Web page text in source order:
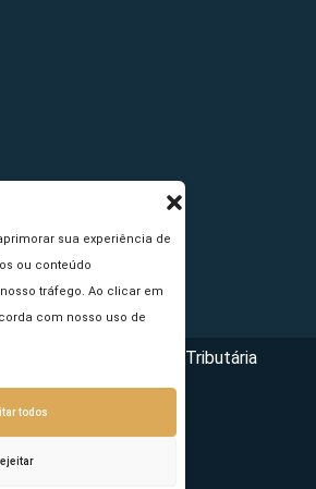
sua experiência de
ou conteúdo
tráfego. Ao clicar em
com nosso uso de
todos
- Portal da Reforma Tributária